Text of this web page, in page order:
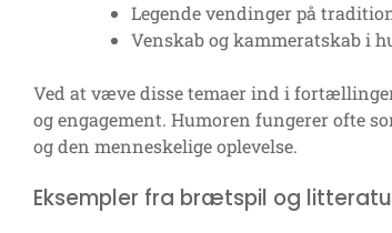
Legende vendinger på
Venskab og kammeratskab i
Ved at væve disse temaer ind i
og engagement. Humoren fungerer ofte
og den menneskelige oplevelse.
Eksempler fra brætspil og